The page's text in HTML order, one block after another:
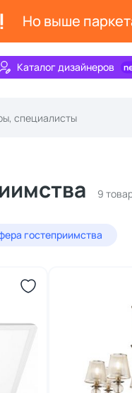
Но выше
Каталог дизайнеров
9
гостеприимства